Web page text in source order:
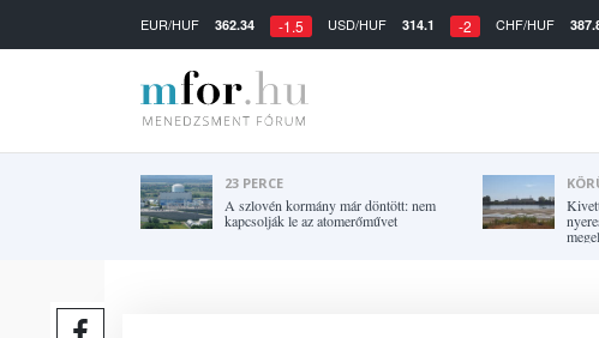
EUR/HUF 362.34 -1.5 USD/HUF 314.1 -2 CHF/HUF
23 PERCE
A szlovén kormány már döntött: nem
kapcsolják le az atomerőművet